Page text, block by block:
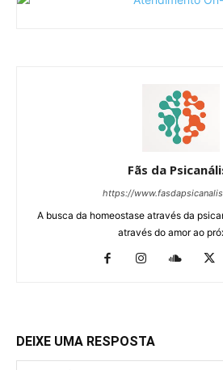
Fãs da
https://
A busca da homeostase através da
através do amor ao
DEIXE UMA RESPOSTA